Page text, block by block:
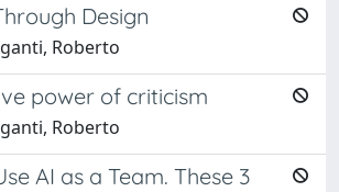
Design
Roberto
power of criticism
Roberto
AI as a Team. These 3